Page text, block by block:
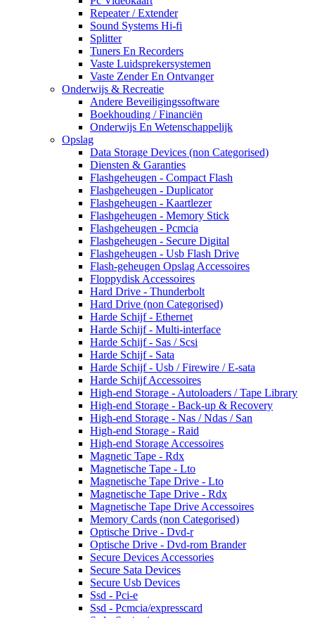
Repeater / Extender
Sound Systems Hi-fi
Splitter
Tuners En Recorders
Vaste Luidsprekersystemen
Vaste Zender En Ontvanger
Onderwijs & Recreatie
Andere Beveiligingssoftware
Boekhouding / Financiën
Onderwijs En Wetenschappelijk
Opslag
Data Storage Devices (non Categorised)
Diensten & Garanties
Flashgeheugen - Compact Flash
Flashgeheugen - Duplicator
Flashgeheugen - Kaartlezer
Flashgeheugen - Memory Stick
Flashgeheugen - Pcmcia
Flashgeheugen - Secure Digital
Flashgeheugen - Usb Flash Drive
Flash-geheugen Opslag Accessoires
Floppydisk Accessoires
Hard Drive - Thunderbolt
Hard Drive (non Categorised)
Harde Schijf - Ethernet
Harde Schijf - Multi-interface
Harde Schijf - Sas / Scsi
Harde Schijf - Sata
Harde Schijf - Usb / Firewire / E-sata
Harde Schijf Accessoires
High-end Storage - Autoloaders / Tape Library
High-end Storage - Back-up & Recovery
High-end Storage - Nas / Ndas / San
High-end Storage - Raid
High-end Storage Accessoires
Magnetic Tape - Rdx
Magnetische Tape - Lto
Magnetische Tape Drive - Lto
Magnetische Tape Drive - Rdx
Magnetische Tape Drive Accessoires
Memory Cards (non Categorised)
Optische Drive - Dvd-r
Optische Drive - Dvd-rom Brander
Secure Devices Accessories
Secure Sata Devices
Secure Usb Devices
Ssd - Pci-e
Ssd - Pcmcia/expresscard